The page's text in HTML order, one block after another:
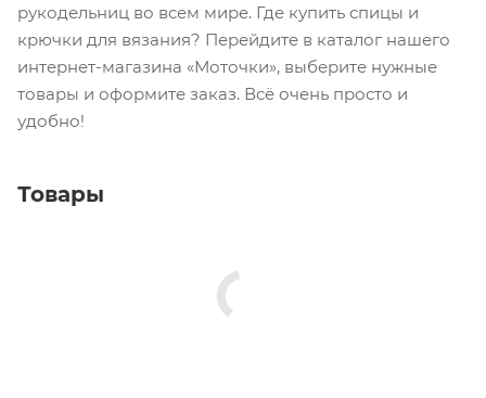
рукодельниц во всем мире. Где купить спицы и
крючки для вязания? Перейдите в каталог нашего
интернет-магазина «Моточки», выберите нужные
товары и оформите заказ. Всё очень просто и
удобно!
Товары